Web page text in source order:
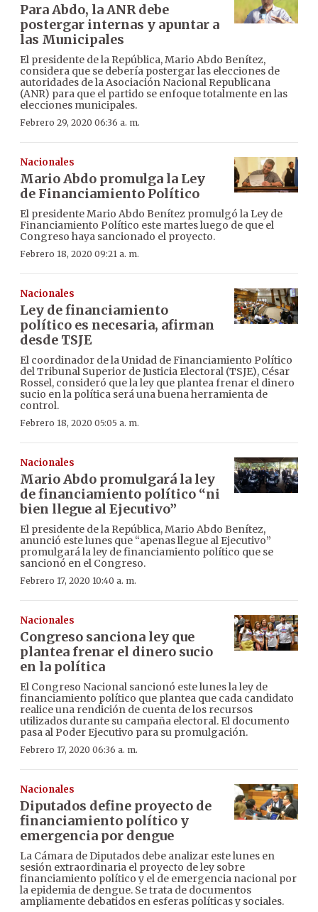
Para Abdo, la ANR debe
postergar internas y apuntar a
las Municipales
El presidente de la República, Mario Abdo Benítez,
considera que se debería postergar las elecciones de
autoridades de la Asociación Nacional Republicana
(ANR) para que el partido se enfoque totalmente en las
elecciones municipales.
Febrero 29, 2020 06:36 a. m.
Nacionales
Mario Abdo promulga la Ley
de Financiamiento Político
El presidente Mario Abdo Benítez promulgó la Ley de
Financiamiento Político este martes luego de que el
Congreso haya sancionado el proyecto.
Febrero 18, 2020 09:21 a. m.
Nacionales
Ley de financiamiento
político es necesaria, afirman
desde TSJE
El coordinador de la Unidad de Financiamiento Político
del Tribunal Superior de Justicia Electoral (TSJE), César
Rossel, consideró que la ley que plantea frenar el dinero
sucio en la política será una buena herramienta de
control.
Febrero 18, 2020 05:05 a. m.
Nacionales
Mario Abdo promulgará la ley
de financiamiento político “ni
bien llegue al Ejecutivo”
El presidente de la República, Mario Abdo Benítez,
anunció este lunes que “apenas llegue al Ejecutivo”
promulgará la ley de financiamiento político que se
sancionó en el Congreso.
Febrero 17, 2020 10:40 a. m.
Nacionales
Congreso sanciona ley que
plantea frenar el dinero sucio
en la política
El Congreso Nacional sancionó este lunes la ley de
financiamiento político que plantea que cada candidato
realice una rendición de cuenta de los recursos
utilizados durante su campaña electoral. El documento
pasa al Poder Ejecutivo para su promulgación.
Febrero 17, 2020 06:36 a. m.
Nacionales
Diputados define proyecto de
financiamiento político y
emergencia por dengue
La Cámara de Diputados debe analizar este lunes en
sesión extraordinaria el proyecto de ley sobre
financiamiento político y el de emergencia nacional por
la epidemia de dengue. Se trata de documentos
ampliamente debatidos en esferas políticas y sociales.